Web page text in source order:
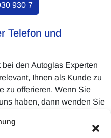
930 7
Telefon und
den Autoglas Experten
Ihnen als Kunde zu
zu offerieren. Wenn Sie
haben, dann wenden Sie
ebenso Fotos vom